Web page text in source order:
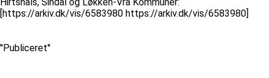
[https://arkiv.dk/vis/6583980 https://arkiv.dk/vis/6583980]
''Publiceret''